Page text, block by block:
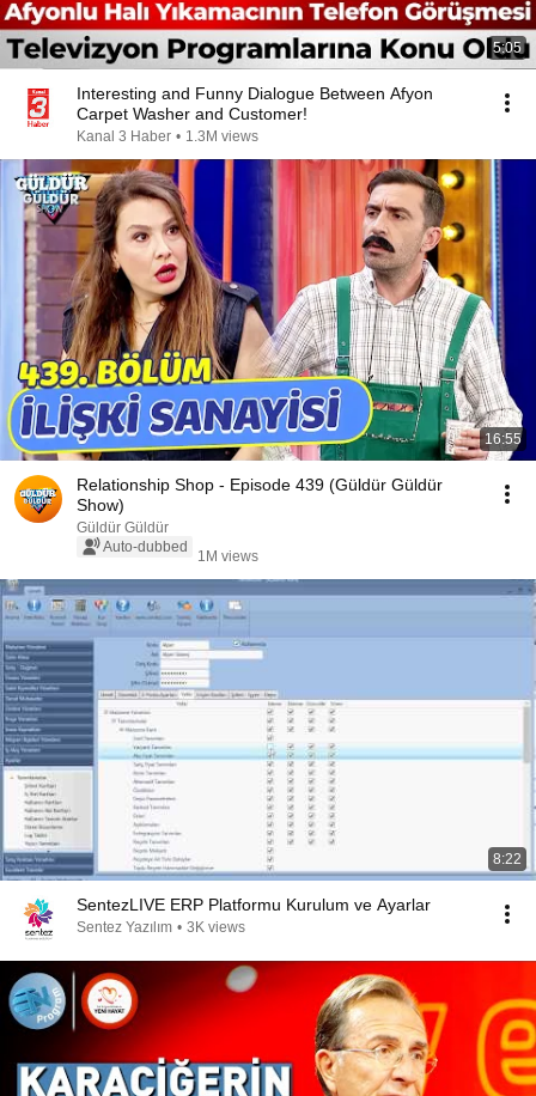
5:05
Interesting and Funny Dialogue Between Afyon
Carpet Washer and Customer!
Kanal 3 Haber • 1.3M views
16:55
Relationship Shop - Episode 439 (Güldür Güldür
Show)
Güldür Güldür
Auto-dubbed
1M views
8:22
SentezLIVE ERP Platformu Kurulum ve Ayarlar
Sentez Yazılım • 3K views